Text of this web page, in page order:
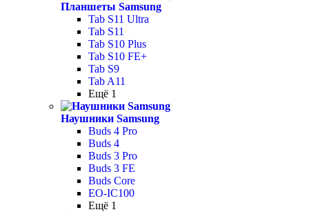
Планшеты Samsung
Tab S11 Ultra
Tab S11
Tab S10 Plus
Tab S10 FE+
Tab S9
Tab A11
Ещё 1
Наушники Samsung
Buds 4 Pro
Buds 4
Buds 3 Pro
Buds 3 FE
Buds Core
EO-IC100
Ещё 1